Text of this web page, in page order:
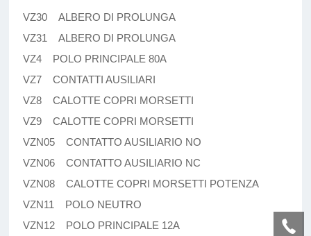
VZ30 ALBERO DI PROLUNGA
VZ31 ALBERO DI PROLUNGA
VZ4 POLO PRINCIPALE 80A
VZ7 CONTATTI AUSILIARI
VZ8 CALOTTE COPRI MORSETTI
VZ9 CALOTTE COPRI MORSETTI
VZN05 CONTATTO AUSILIARIO NO
VZN06 CONTATTO AUSILIARIO NC
VZN08 CALOTTE COPRI MORSETTI POTENZA
VZN11 POLO NEUTRO
VZN12 POLO PRINCIPALE 12A